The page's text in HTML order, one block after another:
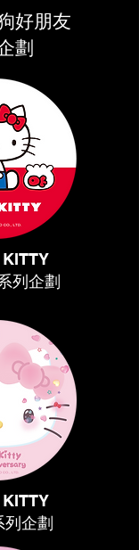
好朋友
劃
列企劃
企劃